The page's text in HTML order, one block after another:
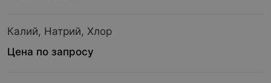
Калий, Натрий, Хлор
Цена по запросу